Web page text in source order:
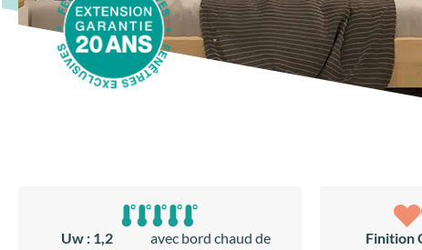
Uw : 1,2
avec bord chaud de
Finition